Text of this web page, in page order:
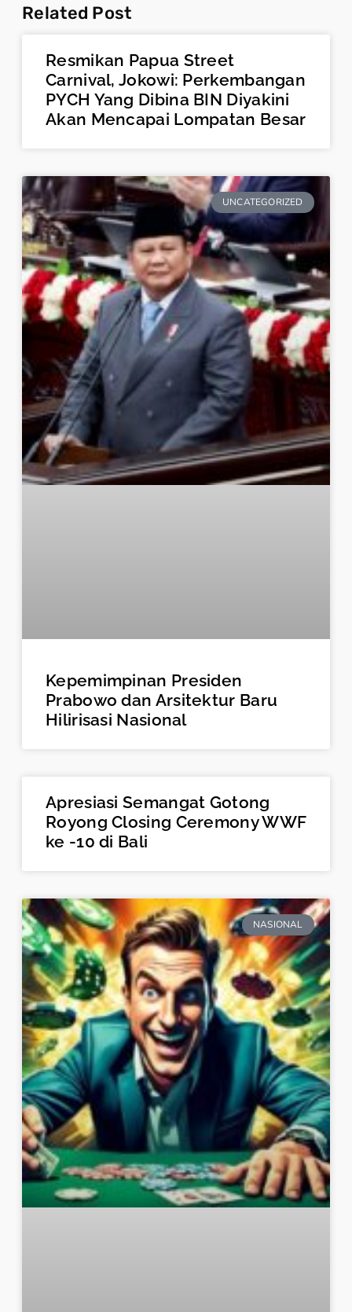
Related Post
Resmikan Papua Street
Carnival, Jokowi: Perkembangan
PYCH Yang Dibina BIN Diyakini
Akan Mencapai Lompatan Besar
UNCATEGORIZED
Kepemimpinan Presiden
Prabowo dan Arsitektur Baru
Hilirisasi Nasional
Apresiasi Semangat Gotong
Royong Closing Ceremony WWF
ke -10 di Bali
NASIONAL